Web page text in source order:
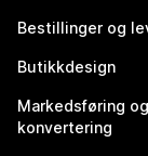
Bestillinger og
Butikkdesign
Markedsføring og
konvertering